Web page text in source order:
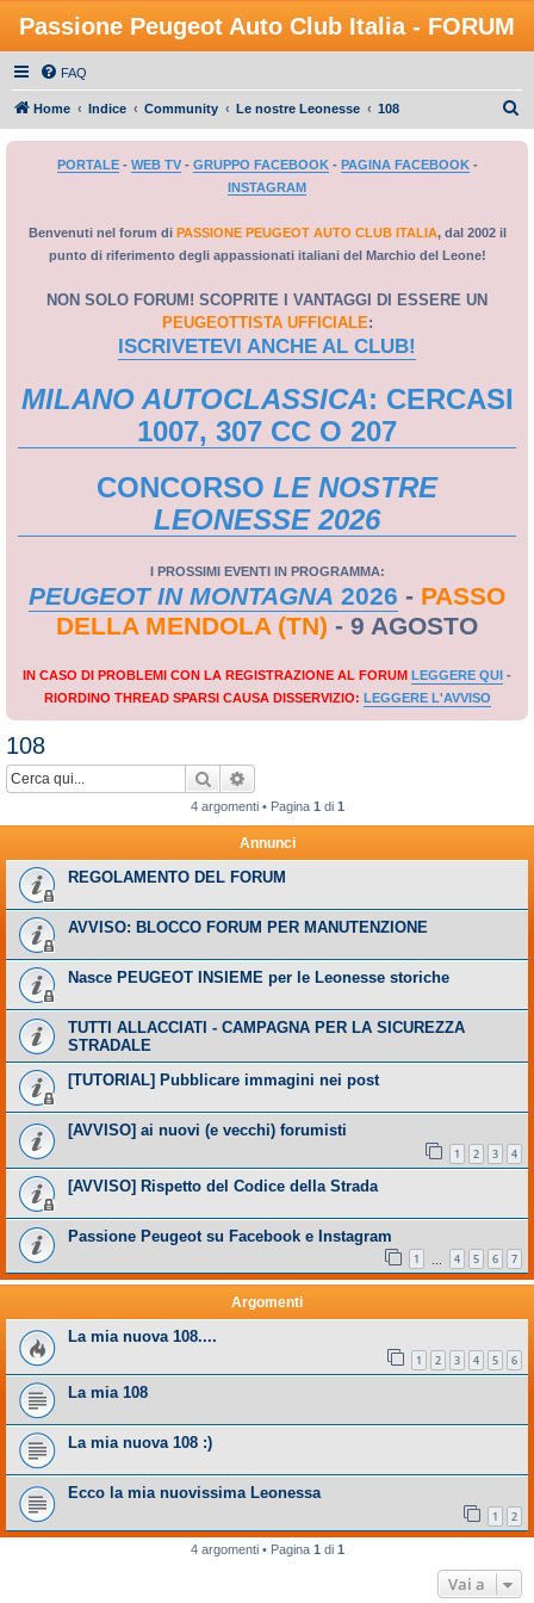
Passione Peugeot Auto Club Italia - FORUM
FAQ
Home Indice Community Le nostre Leonesse 108
PORTALE- WEB TV- GRUPPO FACEBOOK- PAGINA FACEBOOK-
INSTAGRAM
Benvenuti nel forum di PASSIONE PEUGEOT AUTO CLUB ITALIA, dal 2002 il
punto di riferimento degli appassionati italiani del Marchio del Leone!
NON SOLO FORUM! SCOPRITE I VANTAGGI DI ESSERE UN
PEUGEOTTISTA UFFICIALE:
ISCRIVETEVI ANCHE AL CLUB!
MILANO AUTOCLASSICA: CERCASI
1007, 307 CC O 207
CONCORSO LE NOSTRE
LEONESSE 2026
I PROSSIMI EVENTI IN PROGRAMMA:
PEUGEOT IN MONTAGNA 2026 - PASSO
DELLA MENDOLA (TN) - 9 AGOSTO
IN CASO DI PROBLEMI CON LA REGISTRAZIONE AL FORUM LEGGERE QUI -
RIORDINO THREAD SPARSI CAUSA DISSERVIZIO: LEGGERE L'AVVISO
108
Cerca
4 argomenti • Pagina 1 di 1
Annunci
REGOLAMENTO DEL FORUM
AVVISO: BLOCCO FORUM PER MANUTENZIONE
Nasce PEUGEOT INSIEME per le Leonesse storiche
TUTTI ALLACCIATI - CAMPAGNA PER LA SICUREZZA
STRADALE
[TUTORIAL] Pubblicare immagini nei post
[AVVISO] ai nuovi (e vecchi) forumisti
1 2 3 4
[AVVISO] Rispetto del Codice della Strada
Passione Peugeot su Facebook e Instagram
1 4 5 6 7
Argomenti
La mia nuova 108....
1 2 3 4 5 6
La mia 108
La mia nuova 108 :)
Ecco la mia nuovissima Leonessa
1 2
4 argomenti • Pagina 1 di 1
Vai a